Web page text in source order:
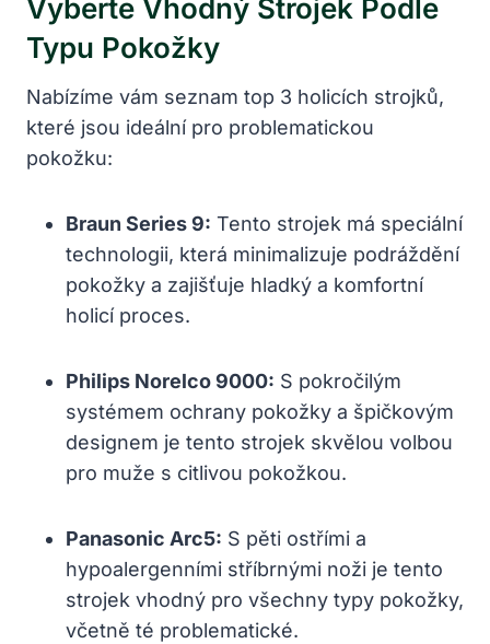
Vyberte Vhodný Strojek Podle
Typu Pokožky
Nabízíme vám seznam top 3 holicích strojků,
které jsou ideální pro problematickou
pokožku:
Braun Series 9: Tento strojek má speciální
technologii, která minimalizuje podráždění
pokožky a zajišťuje hladký a komfortní
holicí proces.
Philips Norelco 9000: S pokročilým
systémem ochrany pokožky a špičkovým
designem je tento strojek skvělou volbou
pro muže s citlivou pokožkou.
Panasonic Arc5: S pěti ostřími a
hypoalergenními stříbrnými noži je tento
strojek vhodný pro všechny typy pokožky,
včetně té problematické.